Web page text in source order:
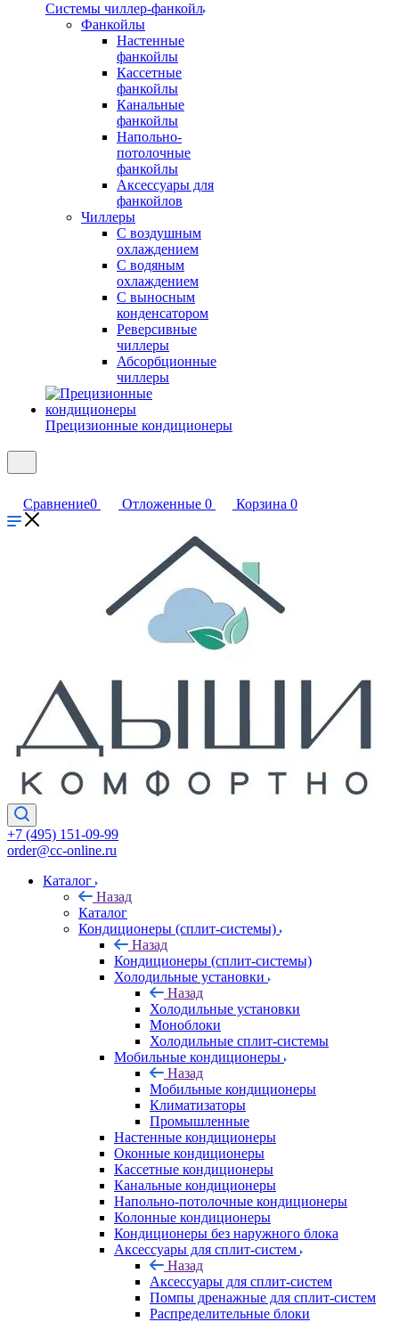
Системы чиллер-фанкойл
Фанкойлы
Настенные
фанкойлы
Кассетные
фанкойлы
Канальные
фанкойлы
Напольно-
потолочные
фанкойлы
Аксессуары для
фанкойлов
Чиллеры
С воздушным
охлаждением
С водяным
охлаждением
С выносным
конденсатором
Реверсивные
чиллеры
Абсорбционные
чиллеры
Прецизионные кондиционеры
Сравнение0 Отложенные 0 Корзина 0
+7 (495) 151-09-99
order@cc-online.ru
Каталог
Назад
Каталог
Кондиционеры (сплит-системы)
Назад
Кондиционеры (сплит-системы)
Холодильные установки
Назад
Холодильные установки
Моноблоки
Холодильные сплит-системы
Мобильные кондиционеры
Назад
Мобильные кондиционеры
Климатизаторы
Промышленные
Настенные кондиционеры
Оконные кондиционеры
Кассетные кондиционеры
Канальные кондиционеры
Напольно-потолочные кондиционеры
Колонные кондиционеры
Кондиционеры без наружного блока
Аксессуары для сплит-систем
Назад
Аксессуары для сплит-систем
Помпы дренажные для сплит-систем
Распределительные блоки